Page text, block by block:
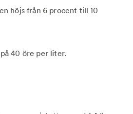
höjs från 6 procent till 10
40 öre per liter.